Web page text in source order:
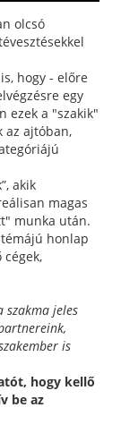
olcsó
hogy - előre
egy
ezek a "szakik"
az ajtóban,
akik
magas
munka után.
honlap
szakma jeles
is
hogy kellő
be az